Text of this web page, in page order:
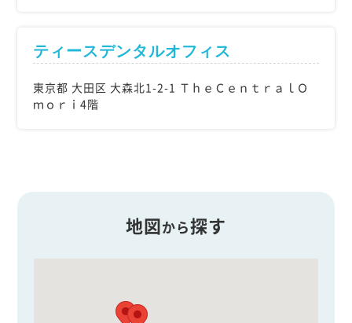
ティースデンタルオフィス
東京都 大田区 大森北1-2-1 ＴｈｅＣｅｎｔｒａｌＯ
ｍｏｒｉ4階
地図から探す